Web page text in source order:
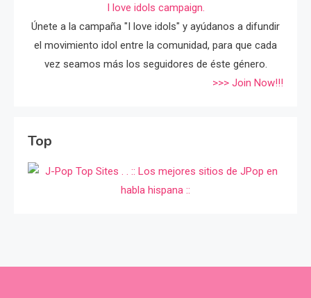
I love idols campaign.
Únete a la campaña "I love idols" y ayúdanos a difundir
el movimiento idol entre la comunidad, para que cada
vez seamos más los seguidores de éste género.
>>> Join Now!!!
Top